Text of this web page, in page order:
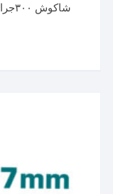
شاكوش ٣٠٠جرام توتال THTS71300 THMH62300